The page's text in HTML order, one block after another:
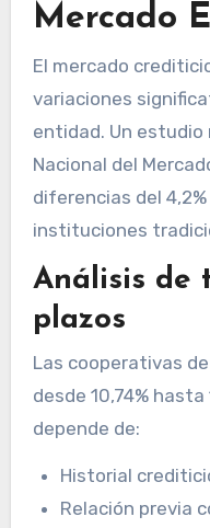
Mercado
El mercado
variaciones
entidad. Un estudio
Nacional del
diferencias del
instituciones
Análisis de
plazos
Las cooperativas
desde 10,74% hasta
depende de:
Historial
Relación previa